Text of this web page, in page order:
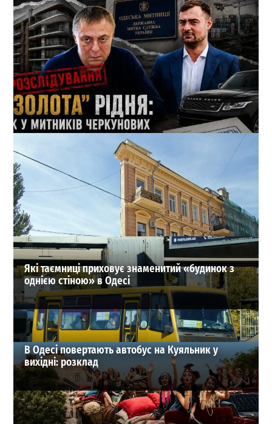
Кеш і Range Rover від пенсіонерки: які подарунки
отримала родина 1-го зама Одеської митниці
21-07-2026 в 11:08
ВИБІР РЕДАКЦІЇ
Які таємниці приховує знаменитий «будинок з
однією стіною» в Одесі
В Одесі повертають автобус на Куяльник у
вихідні: розклад